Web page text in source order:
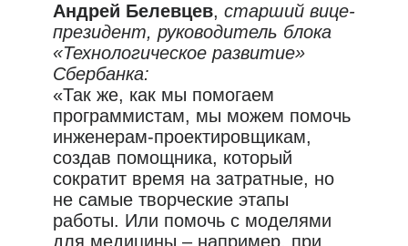
Андрей Белевцев, старший вице-
президент, руководитель блока
«Технологическое развитие»
Сбербанка:
«Так же, как мы помогаем
программистам, мы можем помочь
инженерам-проектировщикам,
создав помощника, который
сократит время на затратные, но
не самые творческие этапы
работы. Или помочь с моделями
для медицины – например, при